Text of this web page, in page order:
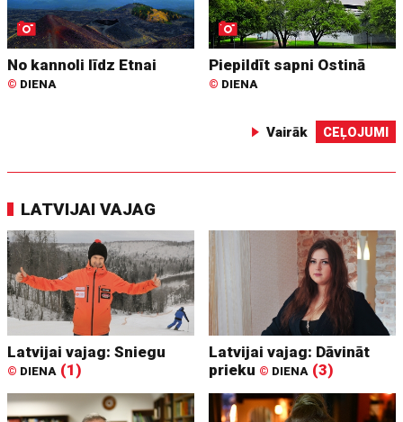
No kannoli līdz Etnai
© DIENA
Piepildīt sapni Ostinā
© DIENA
Vairāk CEĻOJUMI
LATVIJAI VAJAG
Latvijai vajag: Sniegu
© DIENA (1)
Latvijai vajag: Dāvināt
prieku © DIENA (3)